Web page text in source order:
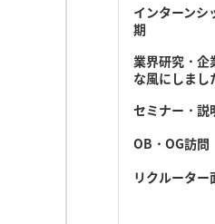
インターンシ
期
業界研究・企
な風にしまし
セミナー・説
OB・OG訪問
リクルーター